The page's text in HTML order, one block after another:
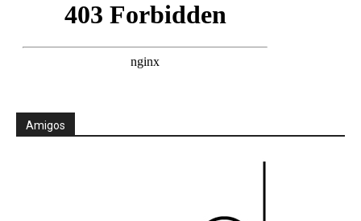
Amigos